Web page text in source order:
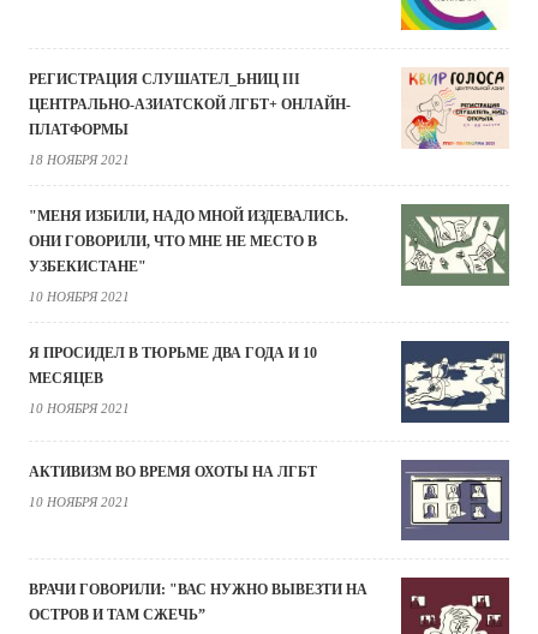
РЕГИСТРАЦИЯ СЛУШАТЕЛ_ЬНИЦ III
ЦЕНТРАЛЬНО-АЗИАТСКОЙ ЛГБТ+ ОНЛАЙН-
ПЛАТФОРМЫ
18 НОЯБРЯ 2021
"МЕНЯ ИЗБИЛИ, НАДО МНОЙ ИЗДЕВАЛИСЬ.
ОНИ ГОВОРИЛИ, ЧТО МНЕ НЕ МЕСТО В
УЗБЕКИСТАНЕ"
10 НОЯБРЯ 2021
Я ПРОСИДЕЛ В ТЮРЬМЕ ДВА ГОДА И 10
МЕСЯЦЕВ
10 НОЯБРЯ 2021
АКТИВИЗМ ВО ВРЕМЯ ОХОТЫ НА ЛГБТ
10 НОЯБРЯ 2021
ВРАЧИ ГОВОРИЛИ: "ВАС НУЖНО ВЫВЕЗТИ НА
ОСТРОВ И ТАМ СЖЕЧЬ”